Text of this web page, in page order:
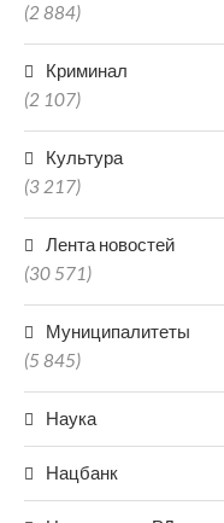
(2 884)
Криминал
(2 107)
Культура
(3 217)
Лента новостей
(30 571)
Муниципалитеты
(5 845)
Наука
Нацбанк